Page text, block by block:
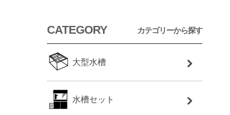
CATEGORY カテゴリーから探す
大型水槽
水槽セット